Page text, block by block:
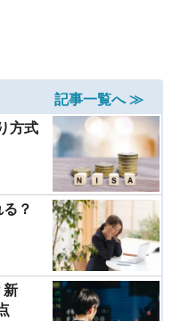
記事一覧へ ≫
方式
？
新